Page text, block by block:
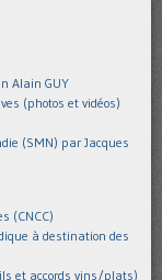
Alain GUY
(photos et vidéos)
(SMN) par Jacques
(CNCC)
à destination des
et accords vins/plats)